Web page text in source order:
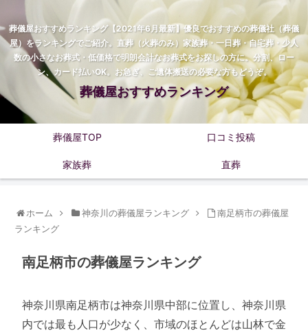
葬儀屋おすすめランキング【2021年6月最新】優良でおすすめの葬儀社（葬儀
屋）をランキングでご紹介。直葬（火葬のみ）家族葬・一日葬・自宅葬・少人
数の小さなお葬式・低価格で明朗会計なお葬式をお探しの方に。分割、ロー
ン、カード払いOK。お急ぎ、ご遺体搬送の必要な方もどうぞ。
葬儀屋おすすめランキング
葬儀屋TOP 口コミ投稿
家族葬 直葬
ホーム 神奈川の葬儀屋ランキング
南足柄市の葬儀屋
ランキング
南足柄市の葬儀屋ランキング
神奈川県南足柄市は神奈川県中部に位置し、神奈川県
内では最も人口が少なく、市域のほとんどは山林で金